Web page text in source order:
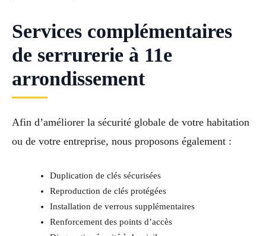
Services complémentaires
de serrurerie à 11e
arrondissement
Afin d’améliorer la sécurité globale de votre habitation
ou de votre entreprise, nous proposons également :
Duplication de clés sécurisées
Reproduction de clés protégées
Installation de verrous supplémentaires
Renforcement des points d’accès